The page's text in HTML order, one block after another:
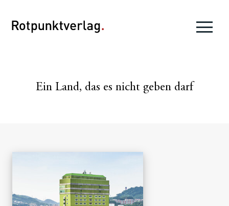
Ein Land, das es nicht geben darf